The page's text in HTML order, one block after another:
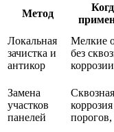
Метод
Локальная
зачистка и
антикор
Мелкие
без
коррозии
Замена
участков
панелей
Сквозная
коррозия
порогов,